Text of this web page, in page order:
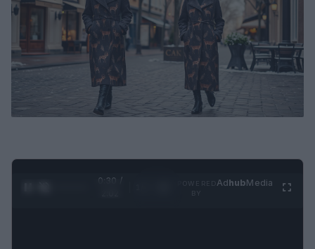
0:31 /
AdhubMedia